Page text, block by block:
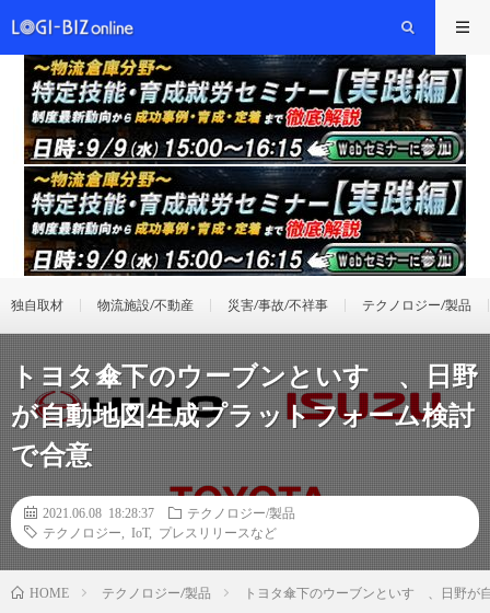
独自取材 物流施設/不動産 災害/事故/不祥事 テクノロジー/製品
トヨタ傘下のウーブンといすゞ、日野
が自動地図生成プラットフォーム検討
で合意
2021.06.08 18:28:37
テクノロジー/製品
テクノロジー
IoT, プレスリリースなど
HOME テクノロジー/製品 トヨタ傘下のウーブンといすゞ、日野